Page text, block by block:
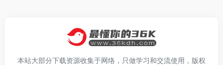
本站大部分下载资源收集于网络，只做学习和交流使用，版权